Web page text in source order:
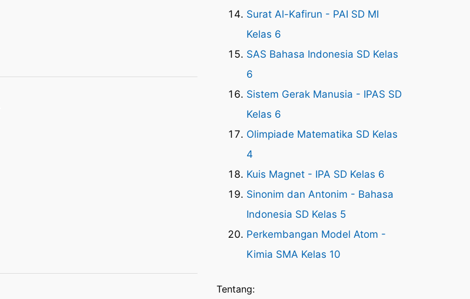
Surat Al-Kafirun - PAI SD MI
Kelas 6
SAS Bahasa Indonesia SD Kelas
6
Sistem Gerak Manusia - IPAS SD
Kelas 6
Olimpiade Matematika SD Kelas
4
Kuis Magnet - IPA SD Kelas 6
Sinonim dan Antonim - Bahasa
Indonesia SD Kelas 5
Perkembangan Model Atom -
Kimia SMA Kelas 10
Tentang: